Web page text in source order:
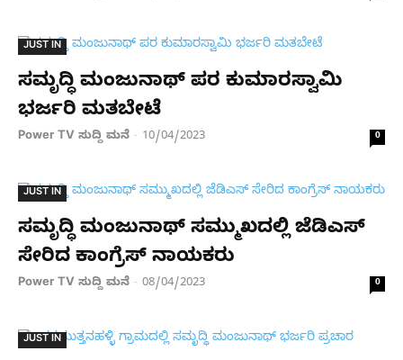
JUST IN
ಸಮೃದ್ಧಿ ಮಂಜುನಾಥ್ ಪರ ಕುಮಾರಸ್ವಾಮಿ
ಭರ್ಜರಿ ಮತಬೇಟೆ
Power TV ಸುದ್ದಿ ಮನೆ - 10/04/2023 0
JUST IN
ಸಮೃದ್ಧಿ ಮಂಜುನಾಥ್ ಸಮ್ಮುಖದಲ್ಲಿ ಜೆಡಿಎಸ್
ಸೇರಿದ ಕಾಂಗ್ರೆಸ್ ನಾಯಕರು
Power TV ಸುದ್ದಿ ಮನೆ - 08/04/2023 0
JUST IN